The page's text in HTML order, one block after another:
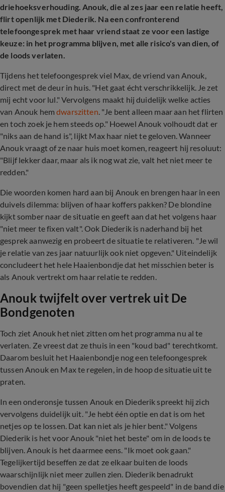
driehoeksverhouding. Anouk, die al zes jaar een relatie heeft,
flirt openlijk met Diederik. Na een confronterend
telefoongesprek met haar vriend staat ze voor een lastige
keuze: in het programma blijven, met alle risico's van dien, of
de loods verlaten.
Tijdens het telefoongesprek viel Max, de vriend van Anouk,
direct met de deur in huis. "Het gaat écht verschrikkelijk. Je zet
mij echt voor lul." Vervolgens maakt hij duidelijk welke acties
van Anouk hemdwarszitten. "Je bent alleen maar aan het flirten
en toch zoek je hem steeds op." Hoewel Anouk volhoudt dat er
"niks aan de hand is", lijkt Max haar niet te geloven. Wanneer
Anouk vraagt of ze naar huis moet komen, reageert hij resoluut:
"Blijf lekker daar, maar als ik nog wat zie, valt het niet meer te
redden."
Die woorden komen hard aan bij Anouk en brengen haar in een
duivels dilemma: blijven of haar koffers pakken? De blondine
kijkt somber naar de situatie en geeft aan dat het volgens haar
"niet meer te fixen valt". Ook Diederik is naderhand bij het
gesprek aanwezig en probeert de situatie te relativeren. "Je wil
je relatie van zes jaar natuurlijk ook niet opgeven." Uiteindelijk
concludeert het hele Haaienbondje dat het misschien beter is
als Anouk vertrekt om haar relatie te redden.
Anouk twijfelt over vertrek uit De
Bondgenoten
Toch ziet Anouk het niet zitten om het programma nu al te
verlaten. Ze vreest dat ze thuis in een "koud bad" terechtkomt.
Daarom besluit het Haaienbondje nog een telefoongesprek
tussen Anouk en Max te regelen, in de hoop de situatie uit te
praten.
In een onderonsje tussen Anouk en Diederik spreekt hij zich
vervolgens duidelijk uit. "Je hebt één optie en dat is om het
netjes op te lossen. Dat kan niet als je hier bent." Volgens
Diederik is het voor Anouk "niet het beste" om in de loods te
blijven. Anouk is het daarmee eens. "Ik moet ook gaan."
Tegelijkertijd beseffen ze dat ze elkaar buiten de loods
waarschijnlijk niet meer zullen zien. Diederik benadrukt
bovendien dat hij "geen spelletjes heeft gespeeld" in de band die